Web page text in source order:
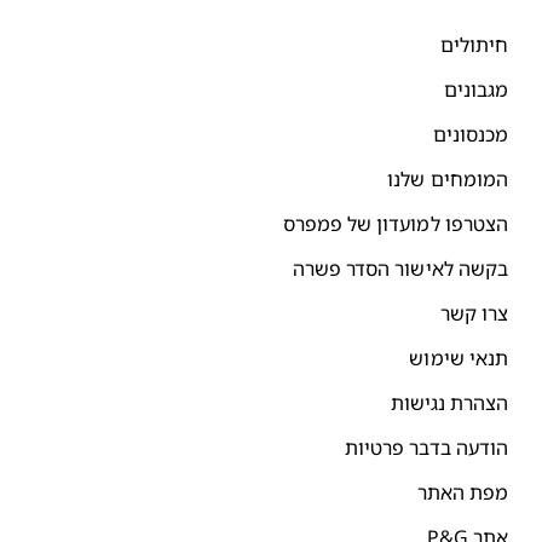
שלנו
למועדון של פמפרס
לאישור הסדר פשרה
קשר
שימוש
נגישות
בדבר פרטיות
האתר